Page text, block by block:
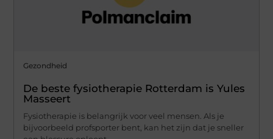
Gezondheid
De beste fysiotherapie Rotterdam is Yules
Masseert
Fysiotherapie is belangrijk voor veel mensen. Als je
bijvoorbeeld profsporter bent, kan het zijn dat je sneller